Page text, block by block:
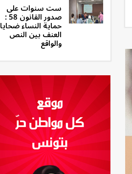
ست سنوات على
صدور القانون 58 :
حماية النساء ضحايا
العنف بين النص
والواقع